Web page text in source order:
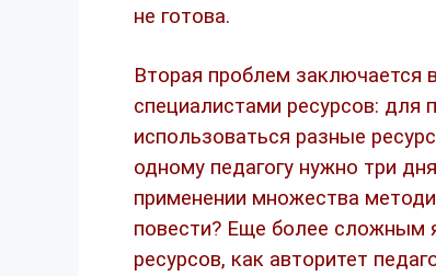
не готова.
Вторая проблем заключается
специалистами ресурсов: для
использоваться разные
одному педагогу нужно три
применении множества
повести? Еще более сложным
ресурсов, как авторитет